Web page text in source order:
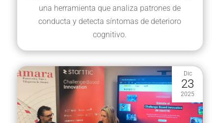
una herramienta que analiza patrones de
conducta y detecta síntomas de deterioro
cognitivo.
Dic
23
2025